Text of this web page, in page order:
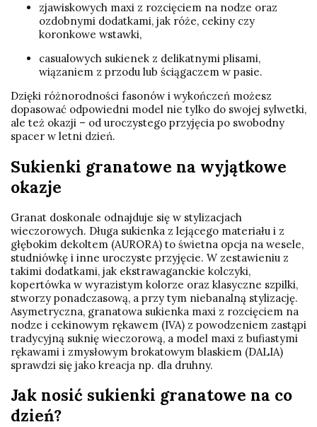
zjawiskowych maxi z rozcięciem na nodze oraz
ozdobnymi dodatkami, jak róże, cekiny czy
koronkowe wstawki,
casualowych sukienek z delikatnymi plisami,
wiązaniem z przodu lub ściągaczem w pasie.
Dzięki różnorodności fasonów i wykończeń możesz
dopasować odpowiedni model nie tylko do swojej sylwetki,
ale też okazji – od uroczystego przyjęcia po swobodny
spacer w letni dzień.
Sukienki granatowe na wyjątkowe
okazje
Granat doskonale odnajduje się w stylizacjach
wieczorowych. Długa sukienka z lejącego materiału i z
głębokim dekoltem (AURORA) to świetna opcja na wesele,
studniówkę i inne uroczyste przyjęcie. W zestawieniu z
takimi dodatkami, jak ekstrawaganckie kolczyki,
kopertówka w wyrazistym kolorze oraz klasyczne szpilki,
stworzy ponadczasową, a przy tym niebanalną stylizację.
Asymetryczna, granatowa sukienka maxi z rozcięciem na
nodze i cekinowym rękawem (IVA) z powodzeniem zastąpi
tradycyjną suknię wieczorową, a model maxi z bufiastymi
rękawami i zmysłowym brokatowym blaskiem (DALIA)
sprawdzi się jako kreacja np. dla druhny.
Jak nosić sukienki granatowe na co
dzień?